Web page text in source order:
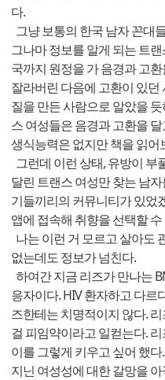
다.
그냥 보통의 한국 남자 꼰대
그나마 정보를 알게 되는 트
국까지 원정을 가 음경과 고
잘라버린 다음에 고환이 있
질을 만든 사람으로 알았을
스 여성들은 음경과 고환을
생식능력은 없지만 책을 읽
그런데 이런 상태, 유방이 부
달린 트랜스 여성만 찾는 남
기들끼리의 커뮤니티가 있었
앱에 접속해 취향을 선택할
나는 이런 거 모르고 살아도
없는데도 정보가 넘친다.
하여간 지금 리즈가 만나는
응자이다. HIV 환자하고 다르
즈한테는 치명적이지 않다.
걸 피임약이라고 일컫는다.
이를 그렇게 키우고 싶어 했
지닌 여성성에 대한 갈망을